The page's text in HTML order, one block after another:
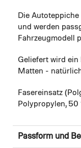
Die
und werden
Fahrzeugmodell
Geliefert wird ein
Matten -
Fasereinsatz
Polypropylen,
Passform und